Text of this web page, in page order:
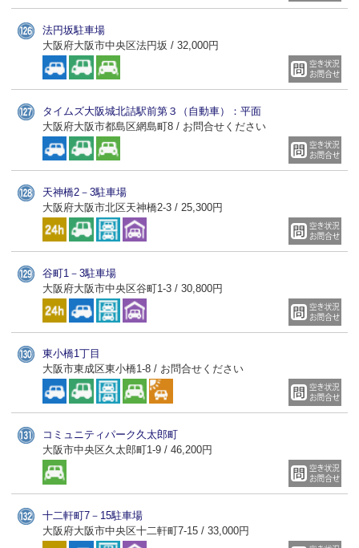
法円坂駐車場
大阪府大阪市中央区法円坂 / 32,000円
タイムズ大阪城北詰駅前第３（自動車）：平面
大阪府大阪市都島区網島町8 / お問合せください
天神橋2－3駐車場
大阪府大阪市北区天神橋2-3 / 25,300円
谷町1－3駐車場
大阪府大阪市中央区谷町1-3 / 30,800円
東小橋1丁目
大阪市東成区東小橋1-8 / お問合せください
コミュニティパーク久太郎町
大阪市中央区久太郎町1-9 / 46,200円
十二軒町7－15駐車場
大阪府大阪市中央区十二軒町7-15 / 33,000円